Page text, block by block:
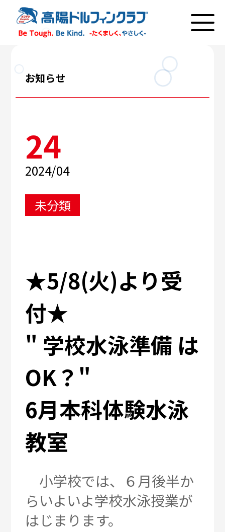
お知らせ
24
2024/04
未分類
★5/8(火)より受
付★
" 学校水泳準備 は
OK？"
6月本科体験水泳
教室
小学校では、６月後半か
らいよいよ学校水泳授業が
はじまります。